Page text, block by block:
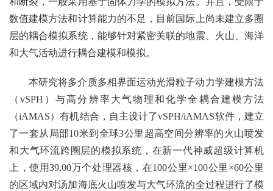
数值建模方法和计算能力的不足，目前国际上尚未建立多圈
层的耦合模拟系统，能够针对紧密关联的地震、火山、海洋
和大气活动进行耦合建模和模拟。
本研究将多介质多相界面运动光滑粒子动力学建模方法
（vSPH）与高分辨率大气物理和化学全耦合建模方法
（iAMAS）有机结合，自主设计了vSPH/iAMAS软件，建立
了一套从局部10米到全球3公里超高空间分辨率的火山喷发
和大气环流跨圈层的模拟系统，在新一代神威超级计算机
上，使用39,00万个处理器核，在100公里×100公里×60公里
的区域内对汤加海底火山喷发与大气环流的全过程进行了模